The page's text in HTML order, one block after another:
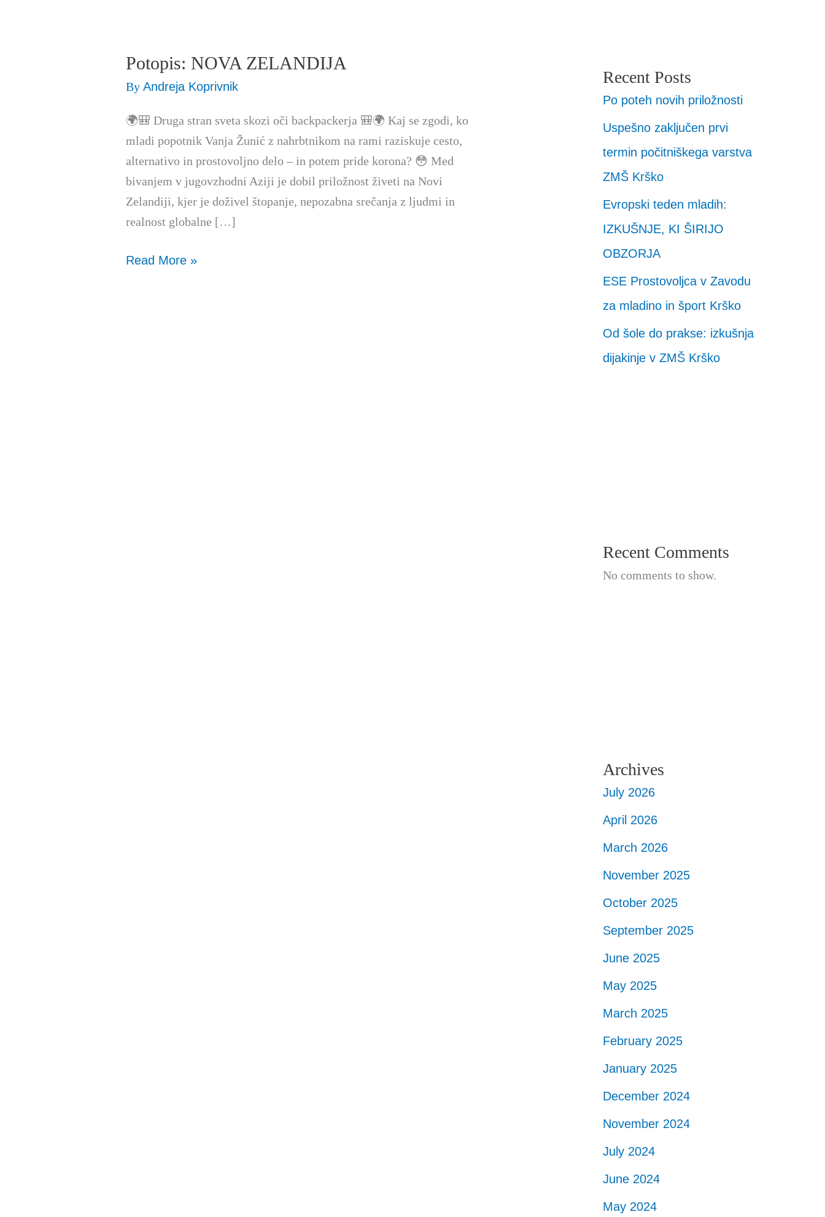
Potopis: NOVA ZELANDIJA
ByAndreja Koprivnik
🌍🎒 Druga stran sveta skozi oči backpackerja 🎒🌍 Kaj se zgodi, ko
mladi popotnik Vanja Žunić z nahrbtnikom na rami raziskuje cesto,
alternativo in prostovoljno delo – in potem pride korona? 😳 Med
bivanjem v jugovzhodni Aziji je dobil priložnost živeti na Novi
Zelandiji, kjer je doživel štopanje, nepozabna srečanja z ljudmi in
realnost globalne […]
Potopis:
NOVA
Read More »
Recent Posts
Po poteh novih priložnosti
Uspešno zaključen prvi
termin počitniškega varstva
ZMŠ Krško
Evropski teden mladih:
IZKUŠNJE, KI ŠIRIJO
OBZORJA
ESE Prostovoljca v Zavodu
za mladino in šport Krško
Od šole do prakse: izkušnja
dijakinje v ZMŠ Krško
Recent Comments
No comments to show.
Archives
July 2026
April 2026
March 2026
November 2025
October 2025
September 2025
June 2025
May 2025
March 2025
February 2025
January 2025
December 2024
November 2024
July 2024
June 2024
May 2024